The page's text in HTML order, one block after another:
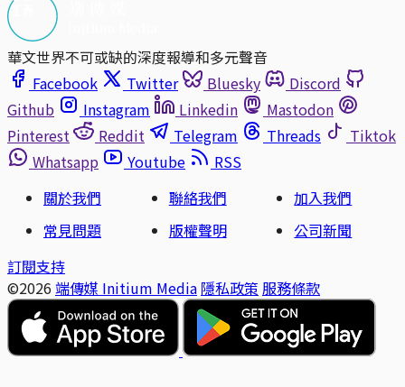
華文世界不可或缺的深度報導和多元聲音
Facebook
Twitter Bluesky
Discord
Github
Instagram Linkedin
Mastodon
Pinterest
Reddit Telegram Threads
Tiktok
Whatsapp
Youtube
RSS
關於我們
聯絡我們
加入我們
常見問題
版權聲明
公司新聞
訂閱支持
©2026 端傳媒 Initium Media 隱私政策 服務條款